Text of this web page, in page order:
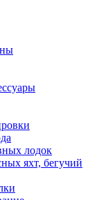
лодок
яхт, бегучий